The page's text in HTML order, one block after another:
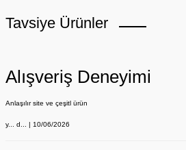
Tavsiye Ürünler
Alışveriş Deneyimi
Anlaşılır site ve çeşitl ürün
y... d... | 10/06/2026